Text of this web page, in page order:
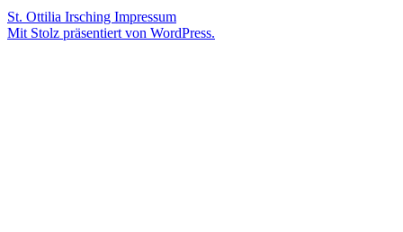
St. Ottilia Irsching Impressum
Mit Stolz präsentiert von WordPress.